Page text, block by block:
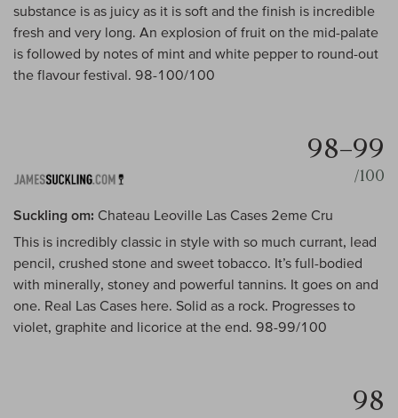
substance is as juicy as it is soft and the finish is incredible
fresh and very long. An explosion of fruit on the mid-palate
is followed by notes of mint and white pepper to round-out
the flavour festival. 98-100/100
98–99
/100
Suckling om: Chateau Leoville Las Cases 2eme Cru
This is incredibly classic in style with so much currant, lead
pencil, crushed stone and sweet tobacco. It’s full-bodied
with minerally, stoney and powerful tannins. It goes on and
one. Real Las Cases here. Solid as a rock. Progresses to
violet, graphite and licorice at the end. 98-99/100
98